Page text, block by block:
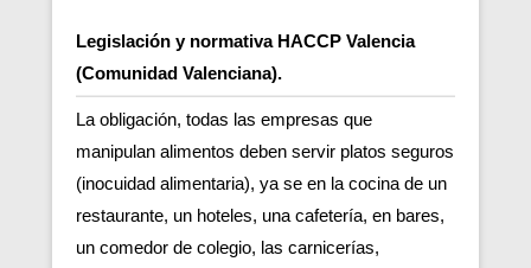
Legislación y normativa HACCP Valencia
(Comunidad Valenciana).
La obligación, todas las empresas que
manipulan alimentos deben servir platos seguros
(inocuidad alimentaria), ya se en la cocina de un
restaurante, un hoteles, una cafetería, en bares,
un comedor de colegio, las carnicerías,